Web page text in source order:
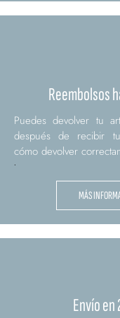
Reembolsos
Puedes devolver tu
después de recibir
cómo devolver
MÁS
Envío